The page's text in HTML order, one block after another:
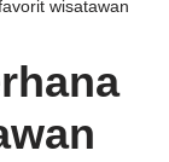
wisatawan